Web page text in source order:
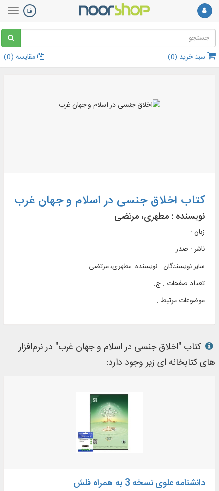
سبد خرید (0
) مقایسه (0
)
کتاب اخلاق جنسی در اسلام و جهان غرب
نویسنده : مطهری، مرتضی
زبان :
ناشر : صدرا
سایر نویسندگان : نویسنده: مطهری، مرتضی
تعداد صفحات : ج.
موضوعات مرتبط :
کتاب "اخلاق جنسی در اسلام و جهان غرب" در نرم‌افزار
های کتابخانه ای زیر وجود دارد:
دانشنامه علوی نسخه 3 به همراه فلش